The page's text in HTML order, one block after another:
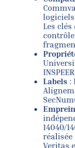
logiciels
Les
Labels :
14040/
réalisée
Veritas